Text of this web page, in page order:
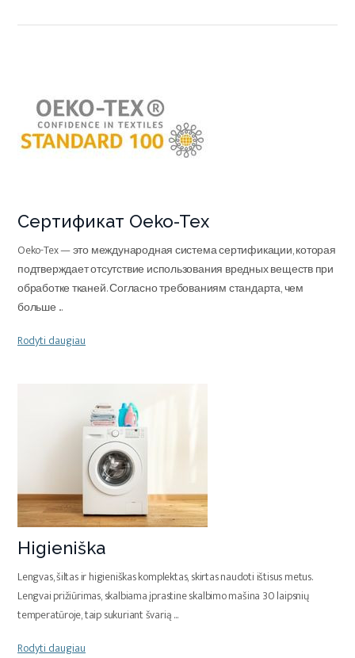
Сертификат Oeko-Tex
Oeko-Tex — это международная система сертификации, которая
подтверждает отсутствие использования вредных веществ при
обработке тканей. Согласно требованиям стандарта, чем
больше ...
Rodyti daugiau
Higieniška
Lengvas, šiltas ir higieniškas komplektas, skirtas naudoti ištisus metus.
Lengvai prižiūrimas, skalbiama įprastine skalbimo mašina 30 laipsnių
temperatūroje, taip sukuriant švarią...
Rodyti daugiau